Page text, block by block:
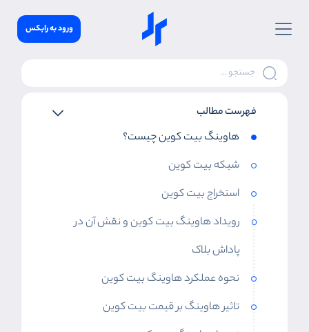
ورود به رابکس
فهرست مطالب
هاوینگ بیت کوین چیست؟
شبکه بیت کوین
استخراج بیت کوین
رویداد هاوینگ بیت کوین و نقش آن در
پاداش بلاک
نحوه عملکرد هاوینگ بیت کوین
تاثیر هاوینگ بر قیمت بیت کوین